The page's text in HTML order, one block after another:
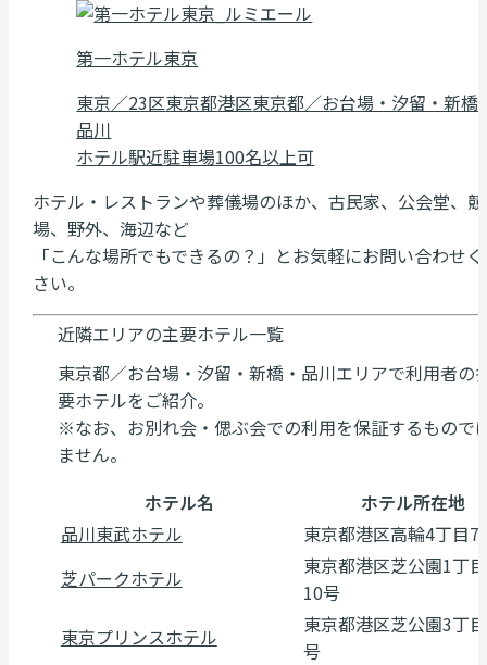
第一ホテル東京
東京／23区東京都港区東京都／お台場・汐留・新橋
品川
ホテル駅近駐車場100名以上可
ホテル・レストランや葬儀場のほか、古民家、公会堂、
場、野外、海辺など
「こんな場所でもできるの？」とお気軽にお問い合わせ
さい。
近隣エリアの主要ホテル一覧
東京都／お台場・汐留・新橋・品川エリアで利用者の
要ホテルをご紹介。
※なお、お別れ会・偲ぶ会での利用を保証するもので
ません。
ホテル名
ホテル所在地
品川東武ホテル
東京都港区高輪4丁目7
芝パークホテル
東京都港区芝公園1丁
10号
東京プリンスホテル
東京都港区芝公園3丁
号